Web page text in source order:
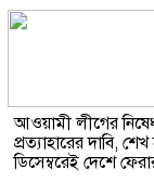
আওয়ামী লীগের
প্রত্যাহারের দাবি, শেখ
ডিসেম্বরেই দেশে